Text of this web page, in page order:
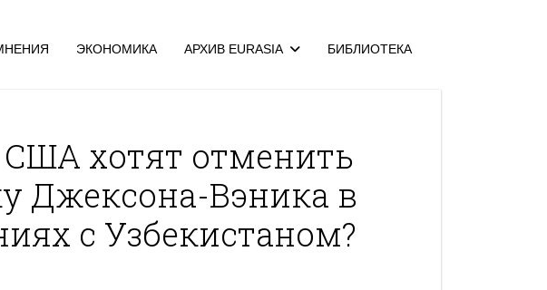
ЭКОНОМИКА АРХИВ EURASIA БИБЛИОТЕКА
хотят отменить
Джексона-Вэника в
с Узбекистаном?